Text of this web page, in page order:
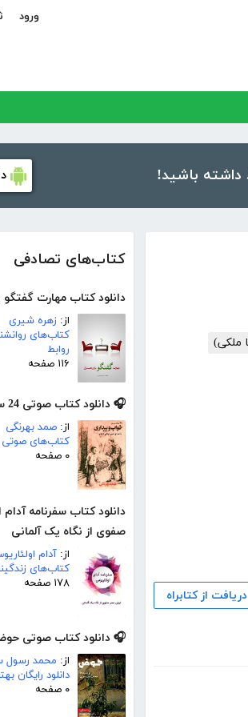
ورود
کتاب‌های تصادفی
دانلود کتاب مهارت
از: زهره شیری
کتاب‌های
روابط
۱۱۶ صفحه
🎧 دانلود کتاب صوتی 24 ساعت در خواب و بیداری
از: صمد بهرنگی
کتاب‌های صوتی
۰ صفحه
دانلود کتاب سفرنامه
صفوی از نگاه یک آلمانی
از: آدام
کتاب‌های
۱۷۸ صفحه
🎧 دانلود کتاب صوتی
از: محمد رسول
دانلود رایگان
۰ صفحه
دریافت از کتابراه